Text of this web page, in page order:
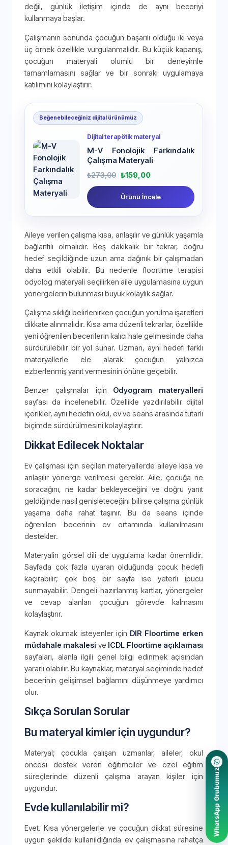
değil, günlük iletişim içinde de aynı beceriyi
kullanmaya başlar.
Çalışmanın sonunda çocuğun başarılı olduğu iki veya
üç örnek özellikle vurgulanmalıdır. Bu küçük kapanış,
çocuğun materyali olumlu bir deneyimle
tamamlamasını sağlar ve bir sonraki uygulamaya
katılımını kolaylaştırır.
Beğenebileceğiniz dijital ürünümüz
Dijital terapötik materyal
M-V Fonolojik Farkındalık
Çalışma Materyali
₺273,00 ₺159,00
Ürünü İncele
Aileye verilen çalışma kısa, anlaşılır ve günlük yaşamla
bağlantılı olmalıdır. Beş dakikalık bir tekrar, doğru
hedef seçildiğinde uzun ama dağınık bir çalışmadan
daha etkili olabilir. Bu nedenle floortime terapisi
odyolog materyali seçilirken aile uygulamasına uygun
yönergelerin bulunması büyük kolaylık sağlar.
Çalışma sıklığı belirlenirken çocuğun yorulma işaretleri
dikkate alınmalıdır. Kısa ama düzenli tekrarlar, özellikle
yeni öğrenilen becerilerin kalıcı hale gelmesinde daha
sürdürülebilir bir yol sunar. Uzman, aynı hedefi farklı
materyallerle ele alarak çocuğun yalnızca
ezberlenmiş yanıt vermesinin önüne geçebilir.
Benzer çalışmalar için Odyogram materyalleri
sayfası da incelenebilir. Özellikle yazdırılabilir dijital
içerikler, aynı hedefin okul, ev ve seans arasında tutarlı
biçimde sürdürülmesini kolaylaştırır.
Dikkat Edilecek Noktalar
Ev çalışması için seçilen materyallerde aileye kısa ve
anlaşılır yönerge verilmesi gerekir. Aile, çocuğa ne
soracağını, ne kadar bekleyeceğini ve doğru yanıt
geldiğinde nasıl genişleteceğini bilirse çalışma günlük
yaşama daha rahat taşınır. Bu da seans içinde
öğrenilen becerinin ev ortamında kullanılmasını
destekler.
Materyalin görsel dili de uygulama kadar önemlidir.
Sayfada çok fazla uyaran olduğunda çocuk hedefi
kaçırabilir; çok boş bir sayfa ise yeterli ipucu
sunmayabilir. Dengeli hazırlanmış kartlar, yönergeler
ve cevap alanları çocuğun görevde kalmasını
kolaylaştırır.
Kaynak okumak isteyenler için DIR Floortime erken
müdahale makalesi ve ICDL Floortime açıklaması
sayfaları, alanla ilgili genel bilgi edinmek açısından
yararlı olabilir. Bu kaynaklar, materyal seçiminde hedef
becerinin gelişimsel bağlamını düşünmeye yardımcı
olur.
Sıkça Sorulan Sorular
Bu materyal kimler için uygundur?
Materyal; çocukla çalışan uzmanlar, aileler, okul
öncesi destek veren eğitimciler ve özel eğitim
süreçlerinde düzenli çalışma arayan kişiler için
uygundur.
Evde kullanılabilir mi?
Evet. Kısa yönergelerle ve çocuğun dikkat süresine
uygun şekilde kullanıldığında ev çalışmasına rahatça
WhatsApp Grubumuz